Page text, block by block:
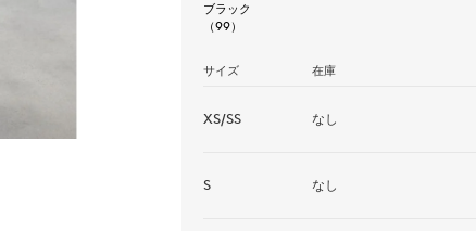
ブラック
（99）
サイズ 在庫
XS/SS なし
S なし